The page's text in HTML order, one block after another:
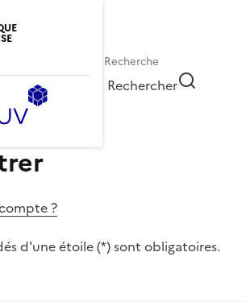
Rechercher
?
d'une étoile (*) sont obligatoires.